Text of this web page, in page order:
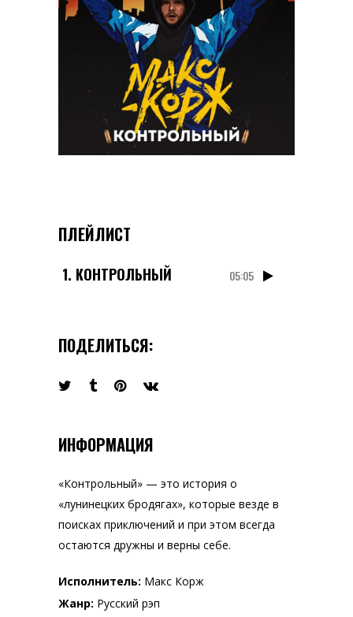
ПЛЕЙЛИСТ
1. КОНТРОЛЬНЫЙ 05:05
ПОДЕЛИТЬСЯ:
ИНФОРМАЦИЯ
«Контрольный» — это история о
«лунинецких бродягах», которые везде в
поисках приключений и при этом всегда
остаются дружны и верны себе.
Исполнитель: Макс Корж
Жанр: Русский рэп